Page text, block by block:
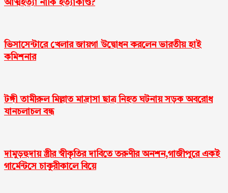
আত্মহত্যা নাকি হত্যাকাণ্ড?
ভিসাসেন্টারে খেলার জায়গা উদ্বোধন করলেন ভারতীয় হাই
কমিশনার
টঙ্গী তামীরুল মিল্লাত মাদ্রাসা ছাত্র নিহত ঘটনায় সড়ক অবরোধ
যানচলাচল বন্ধ
দামুড়হুদায় স্ত্রীর স্বীকৃতির দাবিতে তরুণীর অনশন,গাজীপুরে একই
গার্মেন্টসে চাকুরীকালে বিয়ে